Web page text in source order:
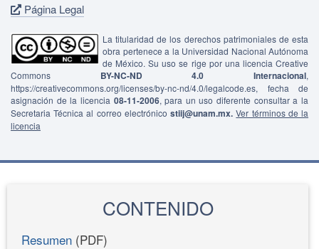
Página Legal
La titularidad de los derechos patrimoniales de esta
obra pertenece a la Universidad Nacional Autónoma
de México. Su uso se rige por una licencia Creative
Commons BY-NC-ND 4.0 Internacional,
https://creativecommons.org/licenses/by-nc-nd/4.0/legalcode.es, fecha de
asignación de la licencia 08-11-2006, para un uso diferente consultar a la
Secretaria Técnica al correo electrónicostiij@unam.mx. Ver términos de la
licencia
CONTENIDO
Resumen (PDF)